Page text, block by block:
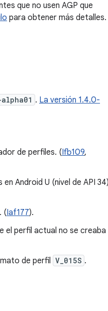
que no usen AGP que
para obtener más detalles.
. La versión 1.4.0-
de perfiles. (Ifb109,
Android U (nivel de API
(Iaf177).
el perfil actual no se creaba
de perfil V_015S .